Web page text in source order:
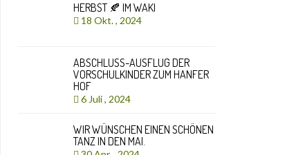
HERBST 🍂 IM WAKI
18 Okt. , 2024
ABSCHLUSS-AUSFLUG DER
VORSCHULKINDER ZUM HANFER
HOF
6 Juli , 2024
WIR WÜNSCHEN EINEN SCHÖNEN
TANZ IN DEN MAI.